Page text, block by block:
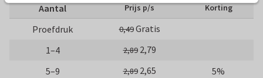
Aantal Prijs p/s Korting
Proefdruk 0,49Gratis
1–4
2,89 2,79
5–9
2,89 2,65
5%